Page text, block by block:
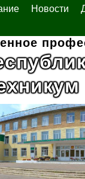
Новости